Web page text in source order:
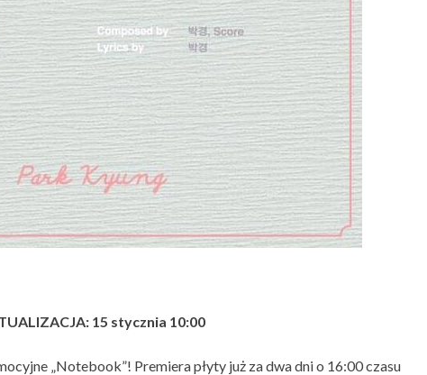
15 stycznia 10:00
„Notebook”! Premiera płyty już za dwa dni o 16:00 czasu